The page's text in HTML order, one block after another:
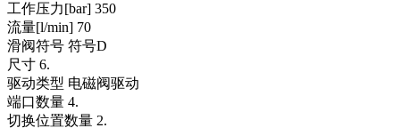
工作压力[bar] 350
流量[l/min] 70
滑阀符号 符号D
尺寸 6.
驱动类型 电磁阀驱动
端口数量 4.
切换位置数量 2.